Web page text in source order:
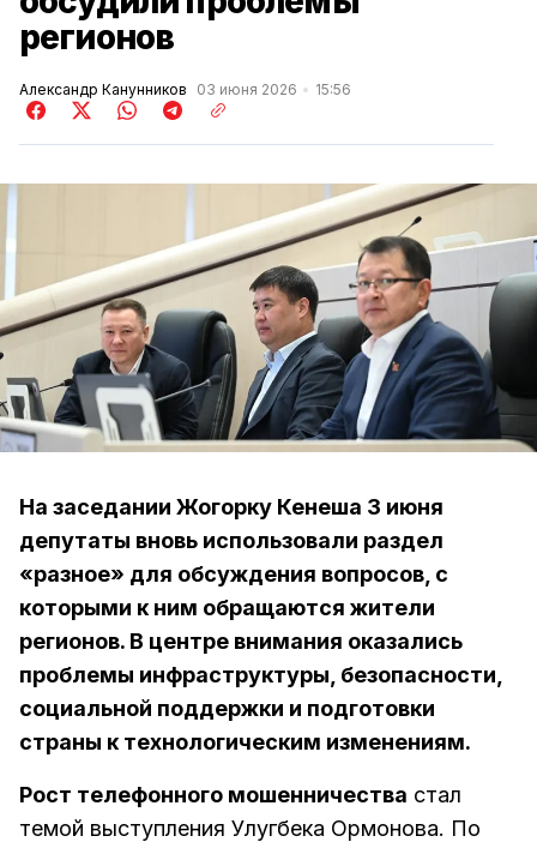
регионов
Александр Канунников 03 июня 2026 15:56
На заседании Жогорку Кенеша 3 июня
депутаты вновь использовали раздел
«разное» для обсуждения вопросов, с
которыми к ним обращаются жители
регионов. В центре внимания оказались
проблемы инфраструктуры, безопасности,
социальной поддержки и подготовки
страны к технологическим изменениям.
Рост телефонного мошенничества стал
темой выступления Улугбека Ормонова. По